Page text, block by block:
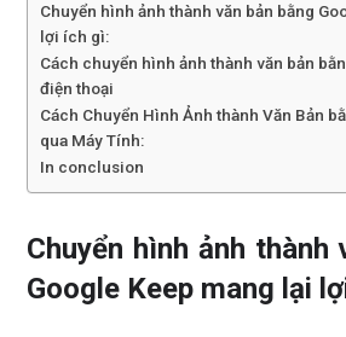
Chuyển hình ảnh thành văn bản bằng
lợi ích gì:
Cách chuyển hình ảnh thành văn bản
điện thoại
Cách Chuyển Hình Ảnh thành Văn Bản
qua Máy Tính:
In conclusion
Chuyển hình ảnh thành
Google Keep mang lại